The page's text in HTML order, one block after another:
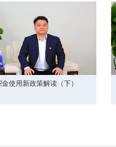
使用新政策解读（下）